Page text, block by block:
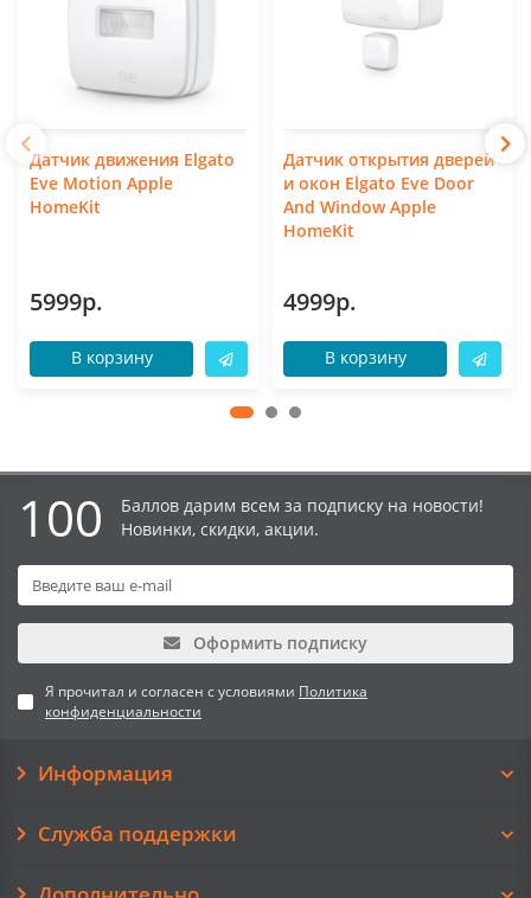
Датчик движения Elgato
Eve Motion Apple
HomeKit
5999р.
В корзину
Датчик открытия дверей
и окон Elgato Eve Door
And Window Apple
HomeKit
4999р.
В корзину
100
Баллов дарим всем за подписку на новости!
Новинки, скидки, акции.
Оформить подписку
Я прочитал и согласен с условиями Политика
конфиденциальности
Информация
Служба поддержки